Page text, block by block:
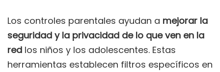
Los controles parentales ayudan a mejorar la
seguridad y la privacidad de lo que ven en la
red los niños y los adolescentes. Estas
herramientas establecen filtros específicos en